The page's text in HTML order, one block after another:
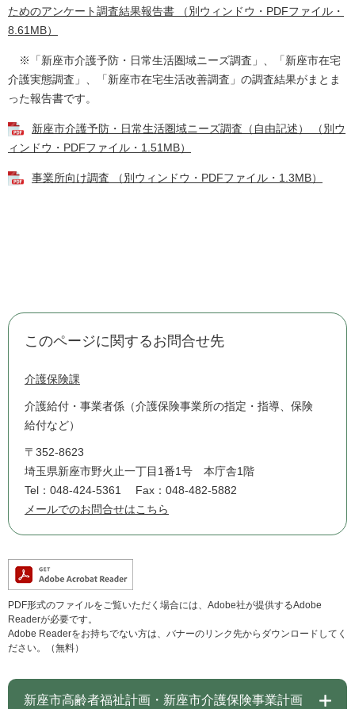
ためのアンケート調査結果報告書 （別ウィンドウ・PDFファイル・
8.61MB）
※「新座市介護予防・日常生活圏域ニーズ調査」、「新座市在宅
介護実態調査」、「新座市在宅生活改善調査」​の調査結果がまとま
った報告書です。
新座市介護予防・日常生活圏域ニーズ調査（自由記述） （別ウ
ィンドウ・PDFファイル・1.51MB）
事業所向け調査 （別ウィンドウ・PDFファイル・1.3MB）
このページに関するお問合せ先
介護保険課
介護給付・事業者係（介護保険事業所の指定・指導、保険
給付など）
〒352-8623
埼玉県新座市野火止一丁目1番1号 本庁舎1階
Tel：048-424-5361
Fax：048-482-5882
メールでのお問合せはこちら
PDF形式のファイルをご覧いただく場合には、Adobe社が提供するAdobe
Readerが必要です。
Adobe Readerをお持ちでない方は、バナーのリンク先からダウンロードしてく
ださい。（無料）
新座市高齢者福祉計画・新座市介護保険事業計画